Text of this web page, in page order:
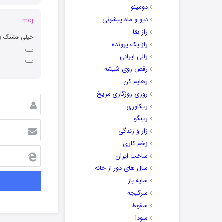
دومینو
دیو و ماه پیشونی
راز بقا
راز یک پرونده
رالی ایرانی
رقص روی شیشه
رهایم کن
روزی روزگاری مریخ
ریکاوری
رینگو
زار و زندگی
زخم کاری
ساخت ایران
سال های دور از خانه
سایه باز
سرگیجه
سقوط
سودا
moji :
خیلی قشنگ